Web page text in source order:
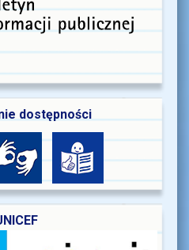
dostępności